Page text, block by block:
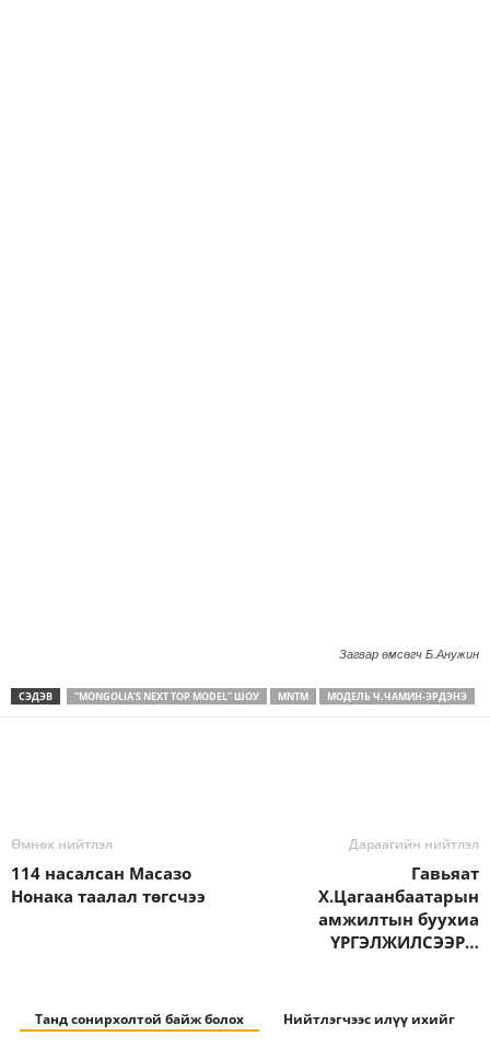
Загвар өмсөгч Б.Анужин
СЭДЭВ “MONGOLIA’S NEXT TOP MODEL” ШОУ MNTM МОДЕЛЬ Ч.ЧАМИН-ЭРДЭНЭ
Өмнөх нийтлэл
114 насалсан Масазо
Нонака таалал төгсчээ
Дараагийн нийтлэл
Гавьяат
Х.Цагаанбаатарын
амжилтын буухиа
ҮРГЭЛЖИЛСЭЭР…
Танд сонирхолтой байж болох Нийтлэгчээс илүү ихийг